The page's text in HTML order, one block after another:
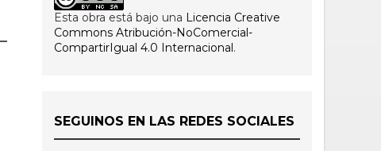
Esta obra está bajo una Licencia Creative
Commons Atribución-NoComercial-
CompartirIgual 4.0 Internacional.
SEGUINOS EN LAS REDES SOCIALES